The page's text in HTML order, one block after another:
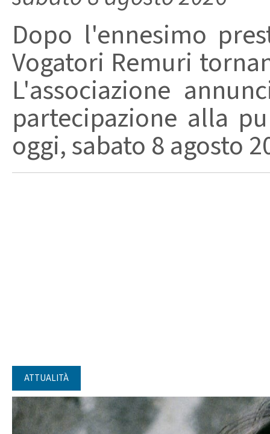
Dopo l'ennesimo
Vogatori Remuri
L'associazione
partecipazione alla
oggi, sabato 8 agosto
ATTUALITÀ